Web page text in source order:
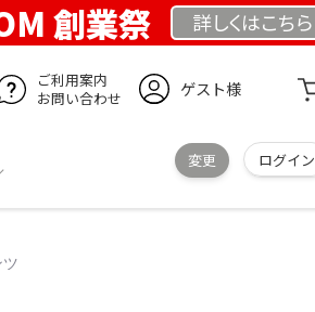
創業祭 詳しくはこちら
ご利用案内
お問い合わせ
ゲスト様
変更 ログイン